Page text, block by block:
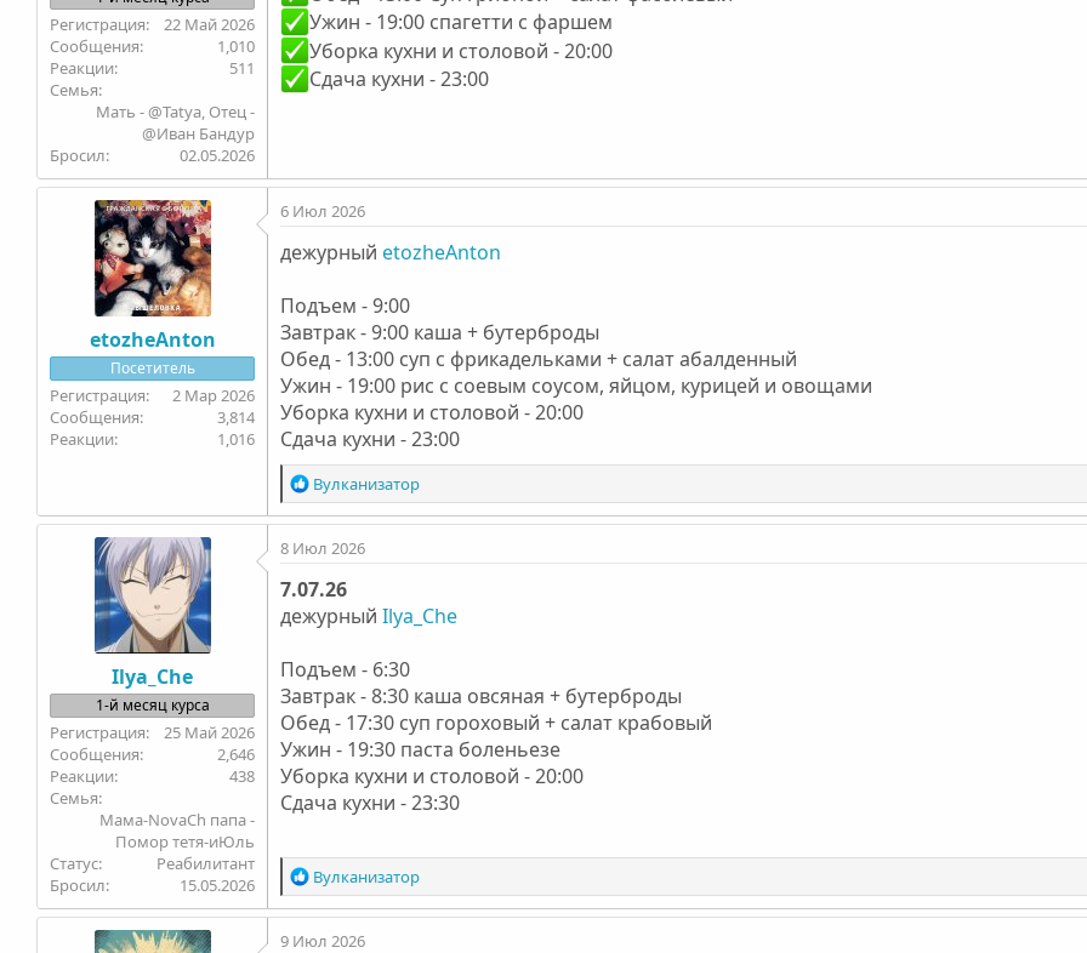
22 Май 2026
1,010
511
Семья
Мать - @Tatya, Отец -
@Иван Бандур
Бросил
02.05.2026
Ужин - 19:00 спагетти с фаршем
Уборка кухни и столовой - 20:00
Сдача кухни - 23:00
etozheAnton
Посетитель
2 Мар 2026
3,814
1,016
6 Июл 2026
дежурныйetozheAnton
Подъем - 9:00
Завтрак - 9:00 каша + бутерброды
Обед - 13:00 суп с фрикадельками + салат абалденный
Ужин - 19:00 рис с соевым соусом, яйцом, курицей и овощами
Уборка кухни и столовой - 20:00
Сдача кухни - 23:00
Р
е
а
к
и
и
Вулканизатоp
Ilya_Che
1-й месяц курса
25 Май 2026
2,646
438
Семья
Мама-NovaCh папа -
Помор тетя-иЮль
Статус
Реабилитант
Бросил
15.05.2026
8 Июл 2026
7.07.26
дежурныйIlya_Che
Подъем - 6:30
Завтрак - 8:30 каша овсяная + бутерброды
Обед - 17:30 суп гороховый + салат крабовый
Ужин - 19:30 паста боленьезе
Уборка кухни и столовой - 20:00
Сдача кухни - 23:30
Р
е
а
к
Вулканизатоp
9 Июл 2026